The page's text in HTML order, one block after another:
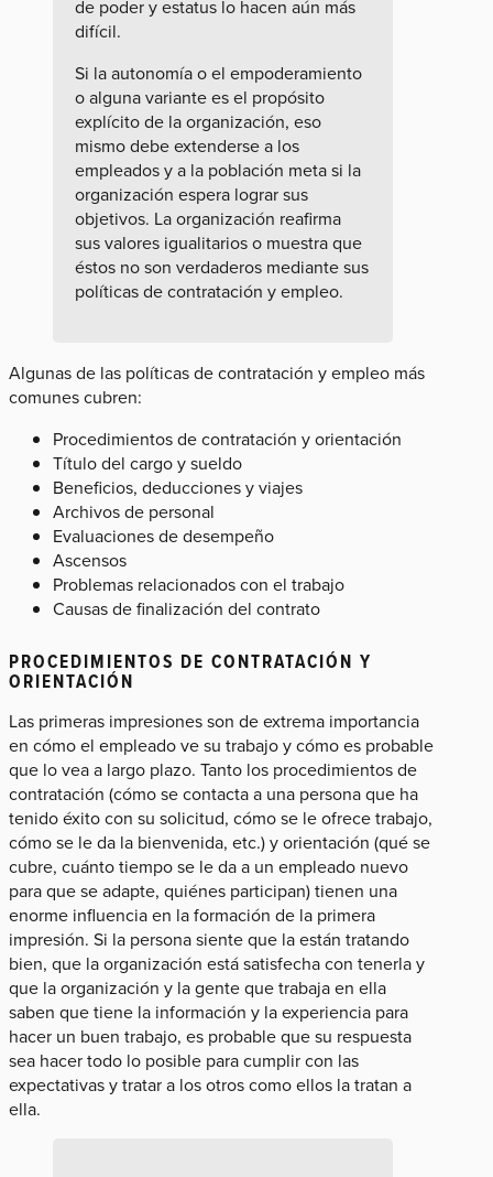
de poder y estatus lo hacen aún más
difícil.
Si la autonomía o el empoderamiento
o alguna variante es el propósito
explícito de la organización, eso
mismo debe extenderse a los
empleados y a la población meta si la
organización espera lograr sus
objetivos. La organización reafirma
sus valores igualitarios o muestra que
éstos no son verdaderos mediante sus
políticas de contratación y empleo.
Algunas de las políticas de contratación y empleo más
comunes cubren:
Procedimientos de contratación y orientación
Título del cargo y sueldo
Beneficios, deducciones y viajes
Archivos de personal
Evaluaciones de desempeño
Ascensos
Problemas relacionados con el trabajo
Causas de finalización del contrato
PROCEDIMIENTOS DE CONTRATACIÓN Y
ORIENTACIÓN
Las primeras impresiones son de extrema importancia
en cómo el empleado ve su trabajo y cómo es probable
que lo vea a largo plazo. Tanto los procedimientos de
contratación (cómo se contacta a una persona que ha
tenido éxito con su solicitud, cómo se le ofrece trabajo,
cómo se le da la bienvenida, etc.) y orientación (qué se
cubre, cuánto tiempo se le da a un empleado nuevo
para que se adapte, quiénes participan) tienen una
enorme influencia en la formación de la primera
impresión. Si la persona siente que la están tratando
bien, que la organización está satisfecha con tenerla y
que la organización y la gente que trabaja en ella
saben que tiene la información y la experiencia para
hacer un buen trabajo, es probable que su respuesta
sea hacer todo lo posible para cumplir con las
expectativas y tratar a los otros como ellos la tratan a
ella.